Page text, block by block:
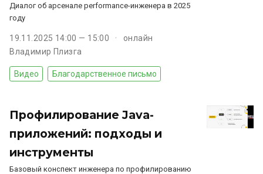
Диалог об арсенале performance-инженера в 2025
году
19.11.2025 14:00 — 15:00
онлайн
Владимир Плизга
Видео Благодарственное письмо
Профилирование Java-
приложений: подходы и
инструменты
Базовый конспект инженера по профилированию